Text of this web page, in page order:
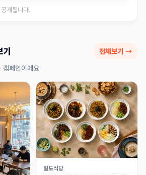
개됩니다.
기 전체보기 →
캠페인이에요
밀도식당